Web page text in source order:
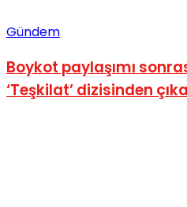
Gündem
Boykot paylaşımı
‘Teşkilat’ dizisinden